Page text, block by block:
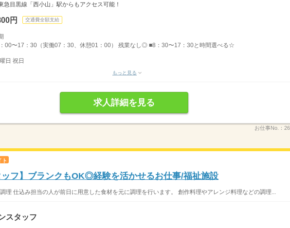
急目黒線「西小山」駅からもアクセス可能！
円 交通費全額支給
期
00〜17：30（実働07：30、休憩01：00） 残業なし◎ ■8：30〜17：30と時間選べる☆
日 祝日
もっと見る
求人詳細を見る
お仕事No.：
ト
ッフ】ブランクもOK◎経験を活かせるお仕事/福祉施設
理 仕込み担当の人が前日に用意した食材を元に調理を行います。 創作料理やアレンジ料理などの調理...
スタッフ